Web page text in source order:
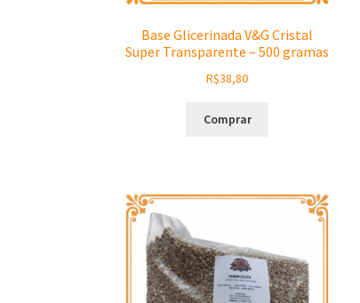
Base Glicerinada V&G Cristal
Super Transparente – 500 gramas
R$38,80
Comprar